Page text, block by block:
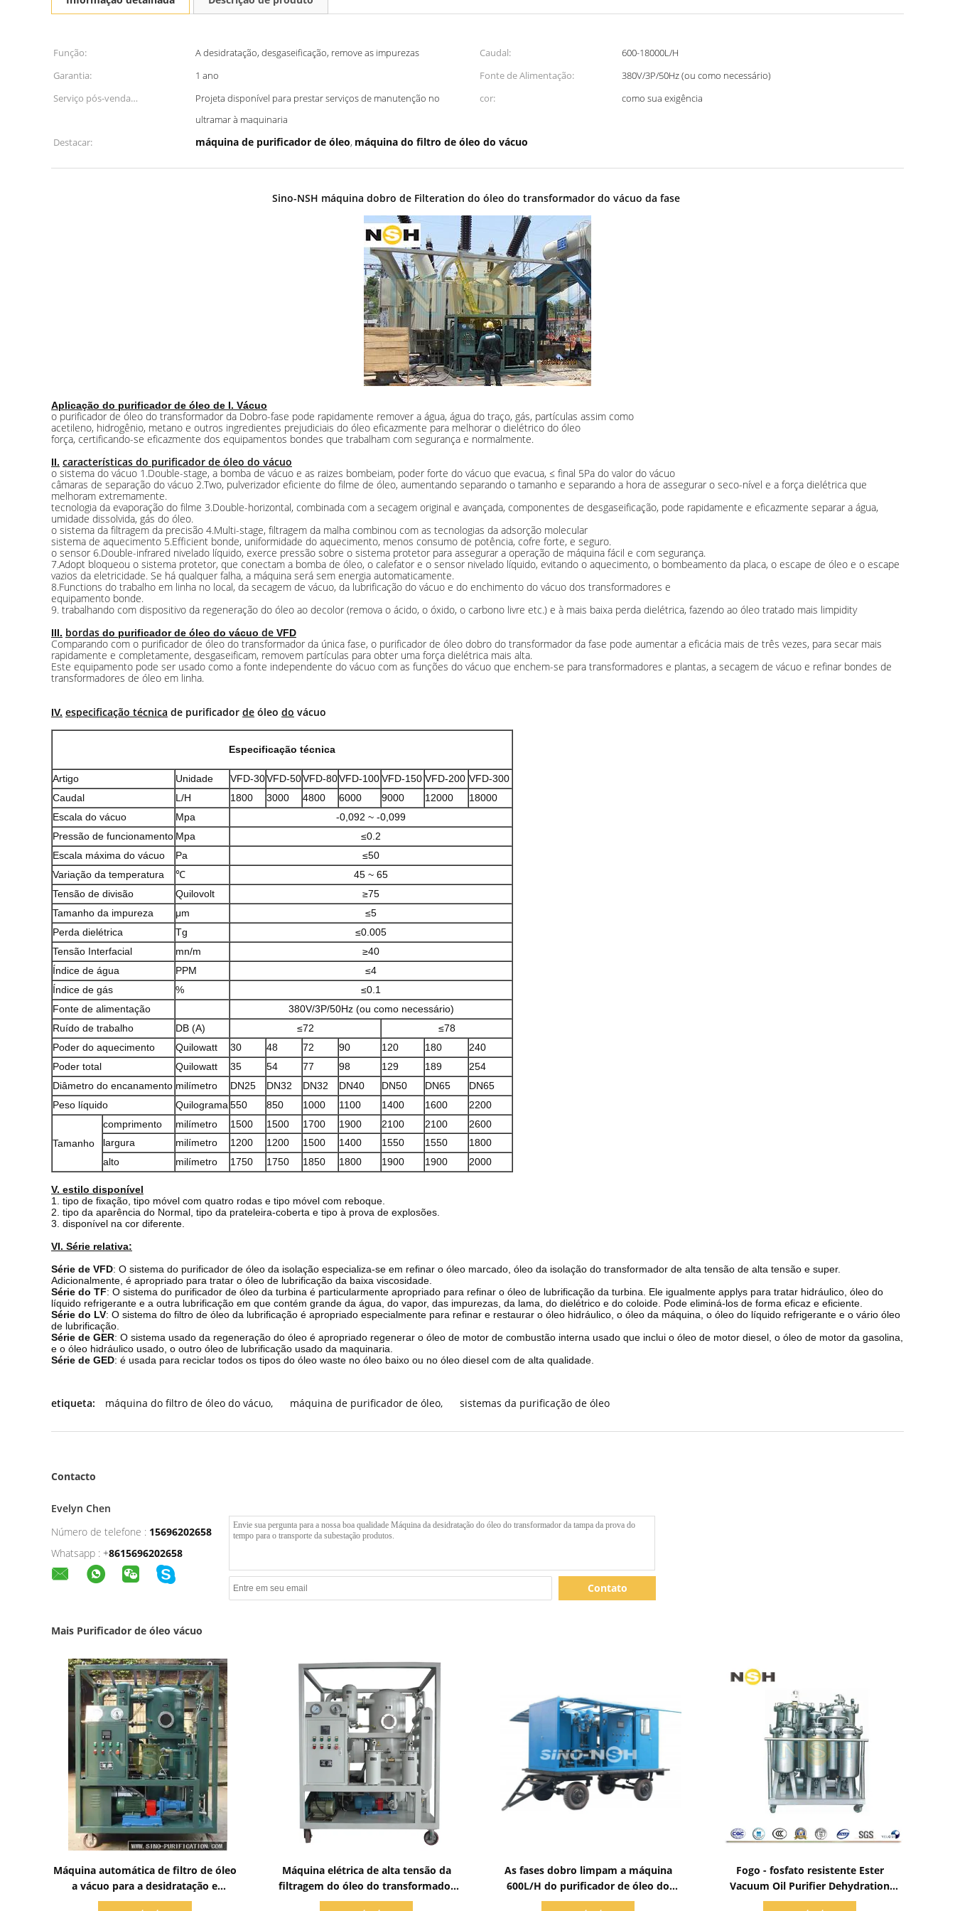
Função: A desidratação, desgaseificação, remove as impurezas Caudal:
600-18000L/H
Garantia:
1 ano Fonte de Alimentação:
380V/3P/50Hz (ou como necessário)
Serviço pós-venda
Projeta disponível para prestar serviços de manutenção no
ultramar à maquinaria
cor: como sua exigência
Destacar: máquina de purificador de óleo, máquina do filtro de óleo do vácuo
Sino-NSH máquina dobro de Filteration do óleo do transformador do vácuo da fase
Aplicação do purificador de óleo de I. Vácuo
o purificador de óleo do transformador da Dobro-fase pode rapidamente remover a água, água do traço, gás, partículas assim como
acetileno, hidrogênio, metano e outros ingredientes prejudiciais do óleo eficazmente para melhorar o dielétrico do óleo
força, certificando-se eficazmente dos equipamentos bondes que trabalham com segurança e normalmente.
II. características do purificador de óleo do vácuo
o sistema do vácuo 1.Double-stage, a bomba de vácuo e as raizes bombeiam, poder forte do vácuo que evacua, ≤ final 5Pa do valor do vácuo
câmaras de separação do vácuo 2.Two, pulverizador eficiente do filme de óleo, aumentando separando o tamanho e separando a hora de assegurar o seco-nível e a força dielétrica que
melhoram extremamente.
tecnologia da evaporação do filme 3.Double-horizontal, combinada com a secagem original e avançada, componentes de desgaseificação, pode rapidamente e eficazmente separar a água,
umidade dissolvida, gás do óleo.
o sistema da filtragem da precisão 4.Multi-stage, filtragem da malha combinou com as tecnologias da adsorção molecular
sistema de aquecimento 5.Efficient bonde, uniformidade do aquecimento, menos consumo de potência, cofre forte, e seguro.
o sensor 6.Double-infrared nivelado líquido, exerce pressão sobre o sistema protetor para assegurar a operação de máquina fácil e com segurança.
7.Adopt bloqueou o sistema protetor, que conectam a bomba de óleo, o calefator e o sensor nivelado líquido, evitando o aquecimento, o bombeamento da placa, o escape de óleo e o escape
vazios da eletricidade. Se há qualquer falha, a máquina será sem energia automaticamente.
8.Functions do trabalho em linha no local, da secagem de vácuo, da lubrificação do vácuo e do enchimento do vácuo dos transformadores e
equipamento bonde.
9. trabalhando com dispositivo da regeneração do óleo ao decolor (remova o ácido, o óxido, o carbono livre etc.) e à mais baixa perda dielétrica, fazendo ao óleo tratado mais limpidity
III. bordas do purificador de óleo do vácuo de VFD
Comparando com o purificador de óleo do transformador da única fase, o purificador de óleo dobro do transformador da fase pode aumentar a eficácia mais de três vezes, para secar mais
rapidamente e completamente, desgaseificam, removem partículas para obter uma força dielétrica mais alta.
Este equipamento pode ser usado como a fonte independente do vácuo com as funções do vácuo que enchem-se para transformadores e plantas, a secagem de vácuo e refinar bondes de
transformadores de óleo em linha.
IV. especificação técnica de purificador de óleo do vácuo
Especificação técnica
Artigo Unidade VFD-30VFD-50VFD-80VFD-100VFD-150 VFD-200 VFD-300
Caudal
L/H 1800 3000 4800 6000 9000 12000
18000
Escala do vácuo
Mpa
-0,092 ~ -0,099
Pressão de funcionamento Mpa
≤0.2
Escala máxima do vácuo
Pa
≤50
Variação da temperatura
℃
45 ~ 65
Tensão de divisão
Quilovolt
≥75
Tamanho da impureza
μm
≤5
Perda dielétrica
Tg
≤0.005
Tensão Interfacial
mn/m
≥40
Índice de água
PPM
≤4
Índice de gás
%
≤0.1
Fonte de alimentação
380V/3P/50Hz (ou como necessário)
Ruído de trabalho
DB (A) ≤72
≤78
Poder do aquecimento
Quilowatt 30 48 72 90 120 180
240
Poder total
Quilowatt 35 54 77 98 129 189
254
Diâmetro do encanamento milímetro DN25 DN32 DN32 DN40 DN50 DN65
DN65
Peso líquido
Quilograma 550 850 1000 1100 1400 1600 2200
Tamanho
comprimento milímetro 1500 1500 1700 1900 2100 2100
2600
largura
milímetro 1200 1200 1500 1400 1550 1550
1800
alto
milímetro 1750 1750 1850 1800 1900 1900 2000
V. estilo disponível
1. tipo de fixação, tipo móvel com quatro rodas e tipo móvel com reboque.
2. tipo da aparência do Normal, tipo da prateleira-coberta e tipo à prova de explosões.
3. disponível na cor diferente.
VI. Série relativa:
Série de VFD: O sistema do purificador de óleo da isolação especializa-se em refinar o óleo marcado, óleo da isolação do transformador de alta tensão de alta tensão e super.
Adicionalmente, é apropriado para tratar o óleo de lubrificação da baixa viscosidade.
Série do TF: O sistema do purificador de óleo da turbina é particularmente apropriado para refinar o óleo de lubrificação da turbina. Ele igualmente applys para tratar hidráulico, óleo do
líquido refrigerante e a outra lubrificação em que contém grande da água, do vapor, das impurezas, da lama, do dielétrico e do coloide. Pode eliminá-los de forma eficaz e eficiente.
Série do LV: O sistema do filtro de óleo da lubrificação é apropriado especialmente para refinar e restaurar o óleo hidráulico, o óleo da máquina, o óleo do líquido refrigerante e o vário óleo
de lubrificação.
Série de GER: O sistema usado da regeneração do óleo é apropriado regenerar o óleo de motor de combustão interna usado que inclui o óleo de motor diesel, o óleo de motor da gasolina,
e o óleo hidráulico usado, o outro óleo de lubrificação usado da maquinaria.
Série de GED: é usada para reciclar todos os tipos do óleo waste no óleo baixo ou no óleo diesel com de alta qualidade.
etiqueta: máquina do filtro de óleo do vácuo, máquina de purificador de óleo, sistemas da purificação de óleo
Contacto
Evelyn Chen
Número de telefone : 15696202658
Whatsapp : +8615696202658
Contato
Mais Purificador de óleo vácuo
Máquina automática de filtro de óleo
a vácuo para a desidratação e
desgaseamento de óleo de
Máquina elétrica de alta tensão da
filtragem do óleo do transformador
horizontal na linha trabalho
As fases dobro limpam a máquina
600L/H do purificador de óleo do
transformador
Fogo - fosfato resistente Ester
Vacuum Oil Purifier Dehydration
3000L/H